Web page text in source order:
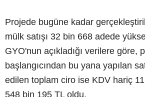
Projede bugüne kadar
mülk satışı 32 bin 668 adede
GYO'nun açıkladığı verilere göre,
başlangıcından bu yana yapılan
edilen toplam ciro ise KDV hariç
548 bin 195 TL oldu.